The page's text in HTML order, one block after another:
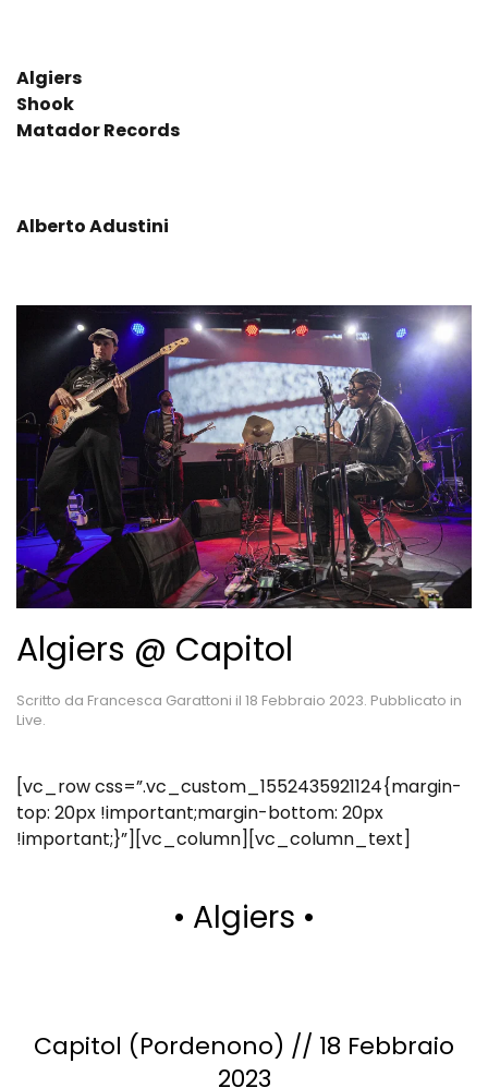
Algiers
Shook
Matador Records
Alberto Adustini
Algiers @ Capitol
Scritto da Francesca Garattoni il 18 Febbraio 2023. Pubblicato in
Live.
[vc_row css=”.vc_custom_1552435921124{margin-
top: 20px !important;margin-bottom: 20px
!important;}”][vc_column][vc_column_text]
• Algiers •
Capitol (Pordenono) // 18 Febbraio
2023